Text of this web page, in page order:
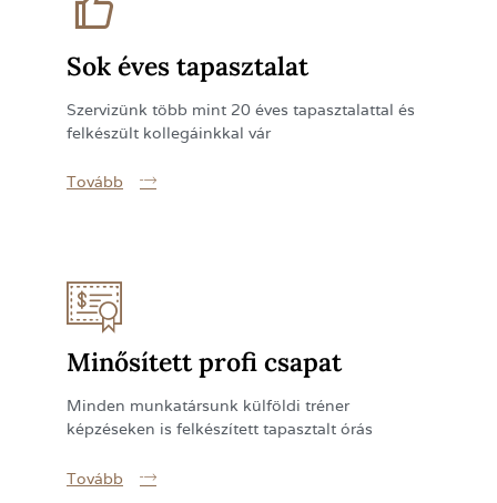
Sok éves tapasztalat
Szervizünk több mint 20 éves tapasztalattal és
felkészült kollegáinkkal vár
Tovább
Minősített profi csapat
Minden munkatársunk külföldi tréner
képzéseken is felkészített tapasztalt órás
Tovább